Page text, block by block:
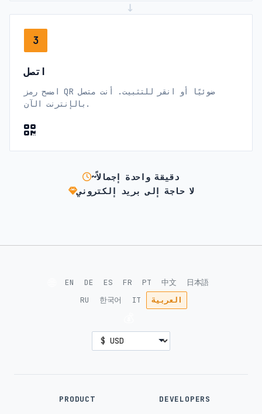
→
3
اتصل
امسح رمز QR ضوئيًا أو انقر للتثبيت. أنت متصل
بالإنترنت الآن.
~دقيقة واحدة إجمالاً
لا حاجة إلى بريد إلكتروني
EN DE ES FR PT 中文
日本語
RU
한국어 IT العربية
PRODUCT DEVELOPERS